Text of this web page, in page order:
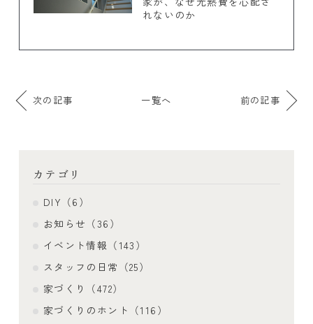
れないのか
次の記事 一覧へ 前の記事
カテゴリ
DIY（6）
お知らせ（36）
イベント情報（143）
スタッフの日常（25）
家づくり（472）
家づくりのホント（116）